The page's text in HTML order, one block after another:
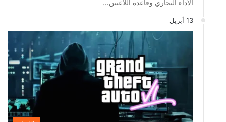
الأداء التجاري وقاعدة اللاعبين…
13 أبريل